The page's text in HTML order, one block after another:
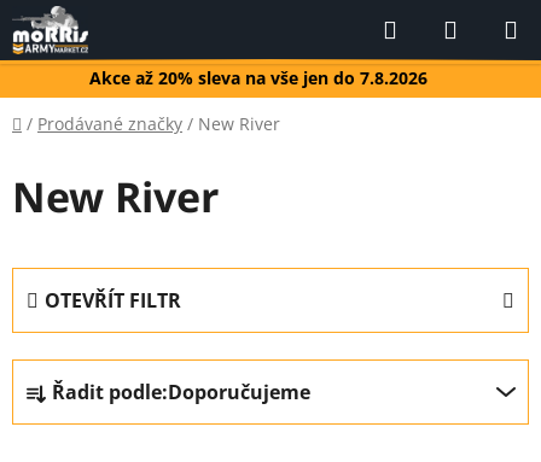
Přejít
na
obsah
Akce až 20% sleva na vše jen do 7.8.2026
Hledat
KOŠÍK
Domů
/ Prodávané značky / New River
New River
OTEVŘÍT FILTR
Ř
a
z
Řadit podle:Doporučujeme